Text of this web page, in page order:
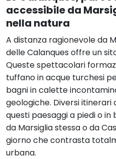
accessibile da
nella natura
A distanza ragionevole da
delle Calanques offre un
Queste spettacolari
tuffano in acque turchesi
bagni in calette
geologiche. Diversi
questi paesaggi a piedi o in
da Marsiglia stessa o da
giorno che contrasta
urbana.